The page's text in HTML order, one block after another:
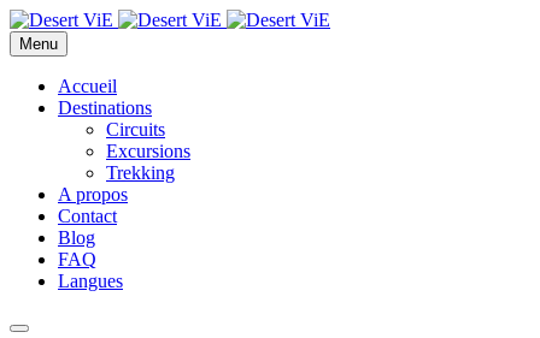
Menu
Accueil
Destinations
Circuits
Excursions
Trekking
A propos
Contact
Blog
FAQ
Langues